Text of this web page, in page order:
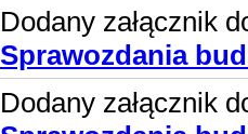
Dodany załącznik
Sprawozdania
Dodany załącznik